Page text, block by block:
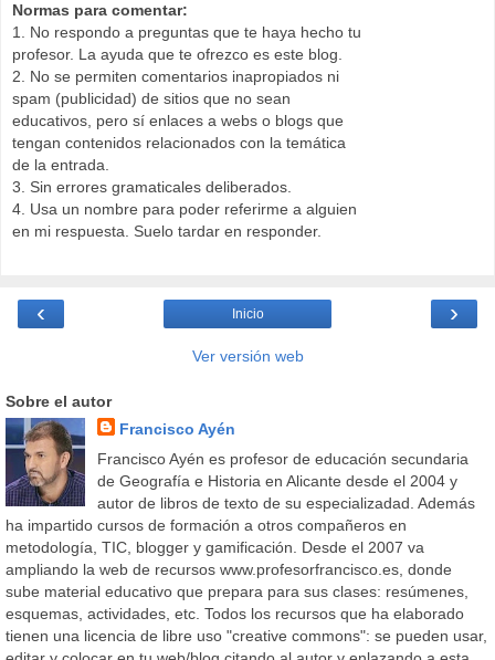
Normas para comentar:
1. No respondo a preguntas que te haya hecho tu
profesor. La ayuda que te ofrezco es este blog.
2. No se permiten comentarios inapropiados ni
spam (publicidad) de sitios que no sean
educativos, pero sí enlaces a webs o blogs que
tengan contenidos relacionados con la temática
de la entrada.
3. Sin errores gramaticales deliberados.
4. Usa un nombre para poder referirme a alguien
en mi respuesta. Suelo tardar en responder.
‹ ›
Inicio
Ver versión web
Sobre el autor
Francisco Ayén
Francisco Ayén es profesor de educación secundaria
de Geografía e Historia en Alicante desde el 2004 y
autor de libros de texto de su especializadad. Además
ha impartido cursos de formación a otros compañeros en
metodología, TIC, blogger y gamificación. Desde el 2007 va
ampliando la web de recursos www.profesorfrancisco.es, donde
sube material educativo que prepara para sus clases: resúmenes,
esquemas, actividades, etc. Todos los recursos que ha elaborado
tienen una licencia de libre uso "creative commons": se pueden usar,